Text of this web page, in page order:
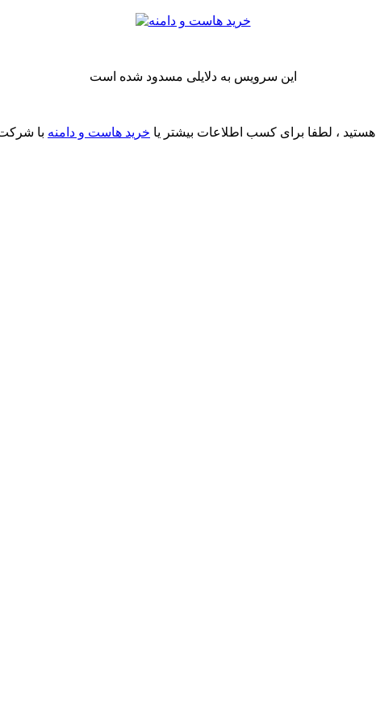
این سرویس به دلایلی مسدود شده است
، لطفا برای کسب اطلاعات بیشتر یا خرید هاست و دامنه